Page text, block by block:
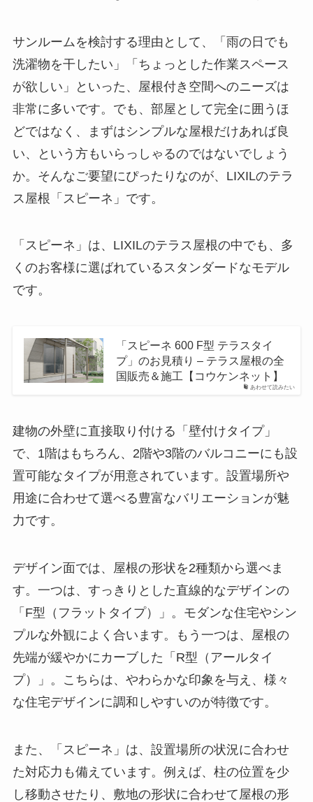
サンルームを検討する理由として、「雨の日でも
洗濯物を干したい」「ちょっとした作業スペース
が欲しい」といった、屋根付き空間へのニーズは
非常に多いです。でも、部屋として完全に囲うほ
どではなく、まずはシンプルな屋根だけあれば良
い、という方もいらっしゃるのではないでしょう
か。そんなご要望にぴったりなのが、LIXILのテラ
ス屋根「スピーネ」です。
「スピーネ」は、LIXILのテラス屋根の中でも、多
くのお客様に選ばれているスタンダードなモデル
です。
あわせて読みたい
「スピーネ 600 F型 テラスタイ
プ」のお見積り – テラス屋根の全
国販売＆施工【コウケンネット】
建物の外壁に直接取り付ける「壁付けタイプ」
で、1階はもちろん、2階や3階のバルコニーにも設
置可能なタイプが用意されています。設置場所や
用途に合わせて選べる豊富なバリエーションが魅
力です。
デザイン面では、屋根の形状を2種類から選べま
す。一つは、すっきりとした直線的なデザインの
「F型（フラットタイプ）」。モダンな住宅やシン
プルな外観によく合います。もう一つは、屋根の
先端が緩やかにカーブした「R型（アールタイ
プ）」。こちらは、やわらかな印象を与え、様々
な住宅デザインに調和しやすいのが特徴です。
また、「スピーネ」は、設置場所の状況に合わせ
た対応力も備えています。例えば、柱の位置を少
し移動させたり、敷地の形状に合わせて屋根の形